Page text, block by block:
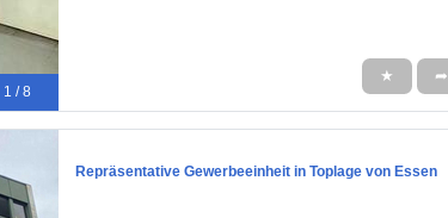
1 / 8
★ ➦
Repräsentative Gewerbeeinheit in Toplage von Essen